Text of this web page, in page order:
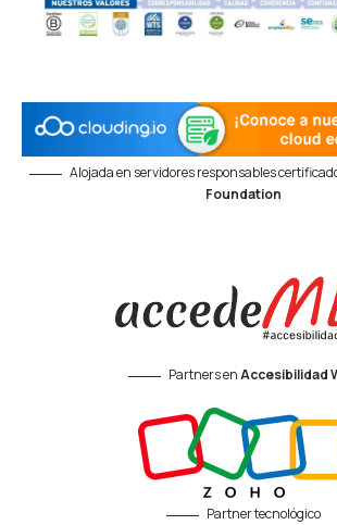
Alojada en servidores responsables
Foundation
Partners enAccesibilidad
Partner tecnológico